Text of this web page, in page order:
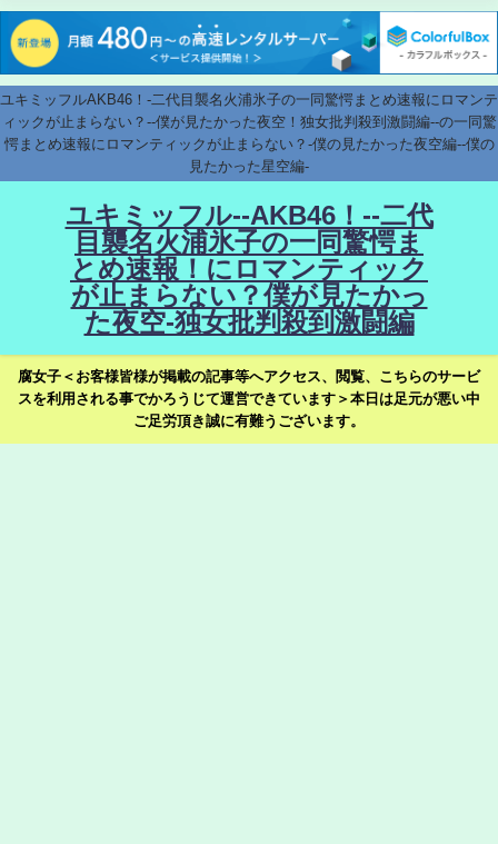
ユキミッフルAKB46！-二代目襲名火浦氷子の一同驚愕まとめ速報にロマンテ
ィックが止まらない？--僕が見たかった夜空！独女批判殺到激闘編--の一同驚
愕まとめ速報にロマンティックが止まらない？-僕の見たかった夜空編--僕の
見たかった星空編-
ユキミッフル--AKB46！--二代
目襲名火浦氷子の一同驚愕ま
とめ速報！にロマンティック
が止まらない？僕が見たかっ
た夜空-独女批判殺到激闘編
腐女子＜お客様皆様が掲載の記事等へアクセス、閲覧、こちらのサービ
スを利用される事でかろうじて運営できています＞本日は足元が悪い中
ご足労頂き誠に有難うございます。